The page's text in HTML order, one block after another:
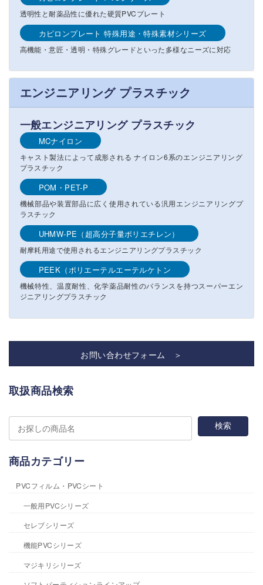
透明性と耐薬品性に優れた硬質PVCプレート
カピロンプレート 特殊用途・特殊素材シリーズ
高機能・意匠・透明・特殊グレードといった多様なニーズに対応
エンジニアリング プラスチック
一般エンジニアリング プラスチック
MCナイロン
キャスト製法によって成形される ナイロン6系のエンジニアリング
プラスチック
POM・PET-P
機械部品や装置部品に広く使用されている汎用エンジニアリングプ
ラスチック
UHMW-PE（超高分子量ポリエチレン）
耐摩耗用途で使用されるエンジニアリングプラスチック
PEEK（ポリエーテルエーテルケトン
機械特性、温度耐性、化学薬品耐性のバランスを持つスーパーエン
ジニアリングプラスチック
お問い合わせフォーム ＞
取扱商品検索
商品カテゴリー
PVCフィルム・PVCシート
一般用PVCシリーズ
セレブシリーズ
機能PVCシリーズ
マジキリシリーズ